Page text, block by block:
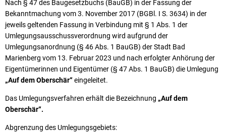
Nach § 47 des Baugesetzbuchs (BauGB) in der Fassung der
Bekanntmachung vom 3. November 2017 (BGBl. I S. 3634) in der
jeweils geltenden Fassung in Verbindung mit § 1 Abs. 1 der
Umlegungsausschussverordnung wird aufgrund der
Umlegungsanordnung (§ 46 Abs. 1 BauGB) der Stadt Bad
Marienberg vom 13. Februar 2023 und nach erfolgter Anhörung der
Eigentümerinnen und Eigentümer (§ 47 Abs. 1 BauGB) die Umlegung
„Auf dem Oberschär“eingeleitet.
Das Umlegungsverfahren erhält die Bezeichnung „Auf dem
Oberschär“.
Abgrenzung des Umlegungsgebiets: